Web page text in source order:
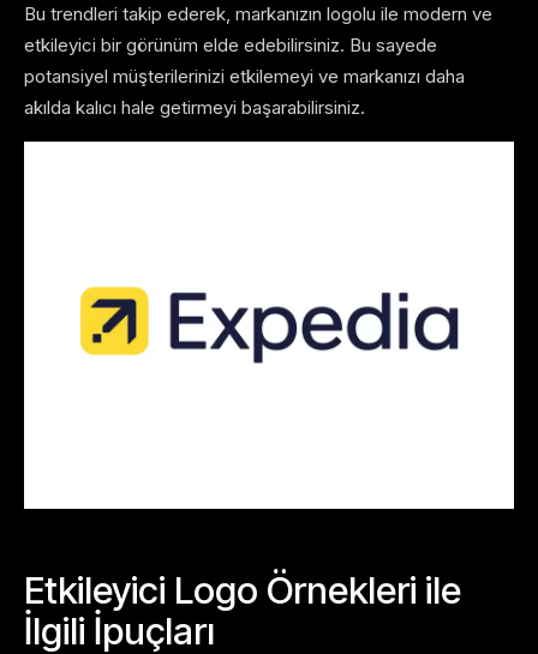
Bu trendleri takip ederek, markanızın logolu ile modern ve
etkileyici bir görünüm elde edebilirsiniz. Bu sayede
potansiyel müşterilerinizi etkilemeyi ve markanızı daha
akılda kalıcı hale getirmeyi başarabilirsiniz.
Etkileyici Logo Örnekleri ile
İlgili İpuçları